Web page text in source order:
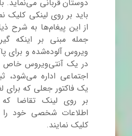
دوستان قربانی می‌نماید.
باید بر روی لینکی کلیک
جمله مبنی بر اینکه
ویروس آلوده‌شده و برای
در یک آنتی‌ویروس
یک فاکتور جعلی که برای
بر روی لینک تقاضا که
اطلاعات شخصی خود را
کلیک نمایند.